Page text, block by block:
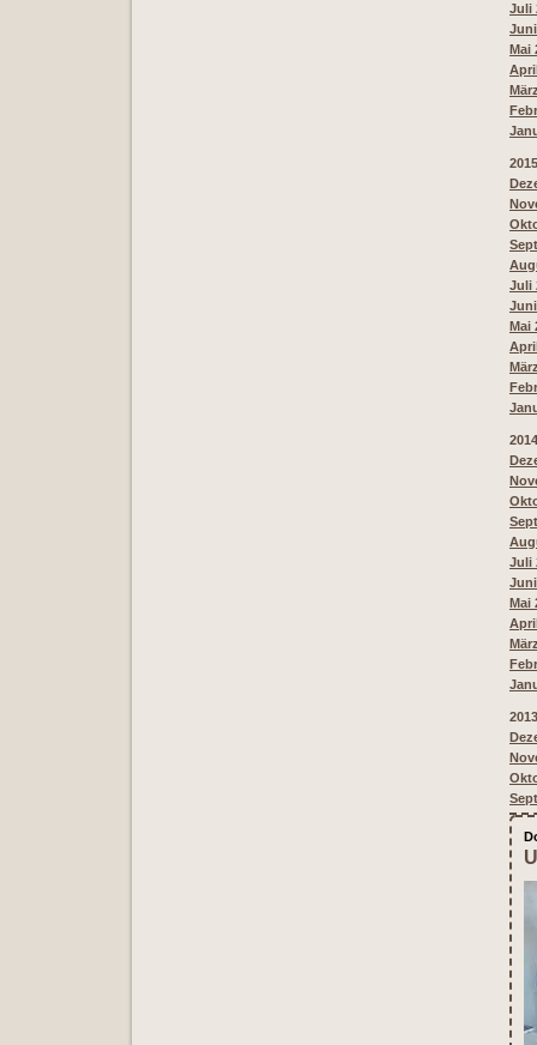
Juli
Mai
2015
Juli
Mai
2014
Juli
Mai
2013